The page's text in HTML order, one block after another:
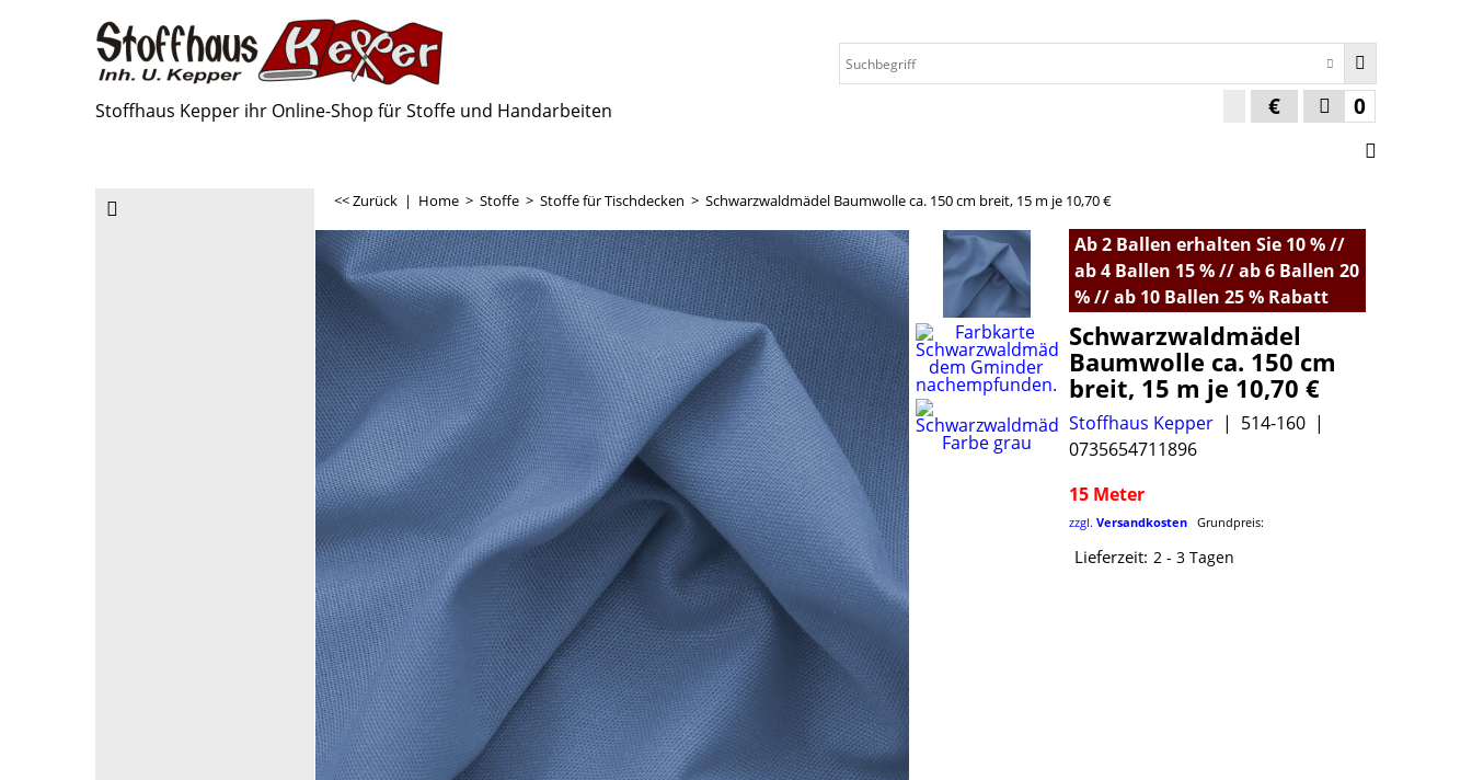
Stoffhaus Kepper ihr Online-Shop für Stoffe und Handarbeiten 0
€
<< Zurück | Home > Stoffe > Stoffe für Tischdecken > Schwarzwaldmädel Baumwolle ca. 150 cm breit, 15 m je 10,70 €
Ab 2 Ballen erhalten Sie 10 % //
ab 4 Ballen 15 % // ab 6 Ballen 20
% // ab 10 Ballen 25 % Rabatt
Schwarzwaldmädel
Baumwolle ca. 150 cm
breit, 15 m je 10,70 €
Stoffhaus Kepper
514-160
0735654711896
15 Meter
zzgl. Versandkosten Grundpreis:
Lieferzeit: 2 - 3 Tagen